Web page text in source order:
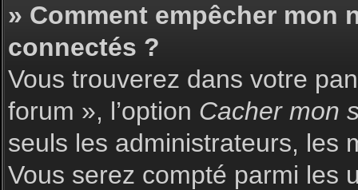
» Comment empêcher mon
connectés ?
Vous trouverez dans votre
forum », l’option Cacher mon
seuls les administrateurs, les
Vous serez compté parmi les